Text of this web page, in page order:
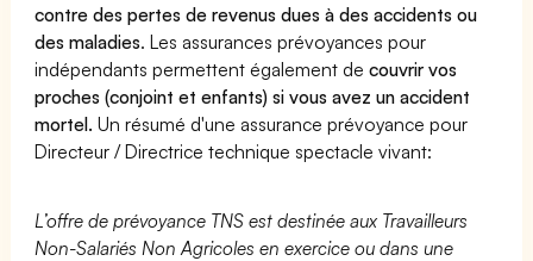
contre des pertes de revenus dues à des accidents ou
des maladies. Les assurances prévoyances pour
indépendants permettent également decouvrir vos
proches (conjoint et enfants) si vous avez un accident
mortel. Un résumé d'une assurance prévoyance pour
Directeur / Directrice technique spectacle vivant:
L’offre de prévoyance TNS est destinée aux Travailleurs
Non-Salariés Non Agricoles en exercice ou dans une